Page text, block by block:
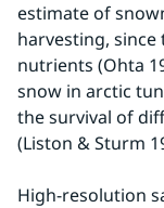
estimate of
harvesting,
nutrients (Ohta
snow in arctic
the survival of
(Liston & Sturm
High-resolution